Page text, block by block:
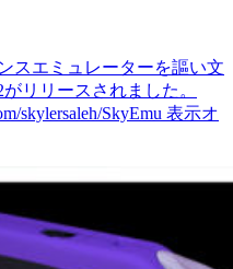
スエミュレーターを謳い文
リリースされました。
skylersaleh/SkyEmu 表示オ